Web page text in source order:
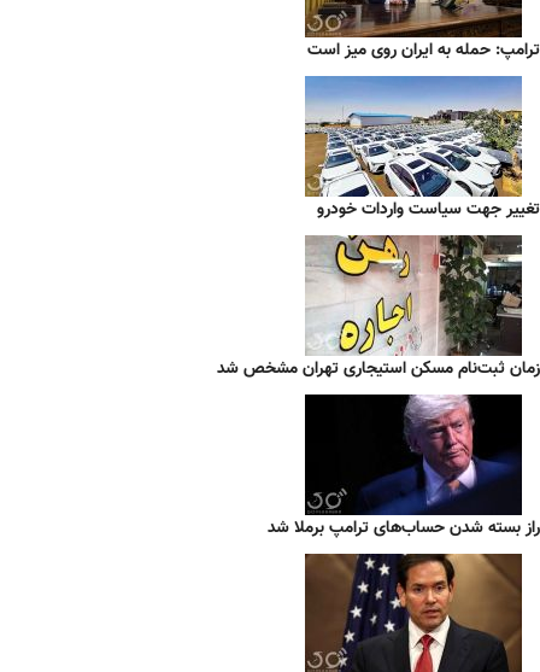
ترامپ: حمله به ایران روی میز است
تغییر جهت سیاست واردات خودرو
زمان ثبت‌نام مسکن استیجاری تهران مشخص شد
راز بسته شدن حساب‌های ترامپ برملا شد